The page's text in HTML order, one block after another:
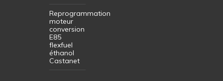
Reprogrammation
moteur
conversion
E85
flexfuel
éthanol
Castanet